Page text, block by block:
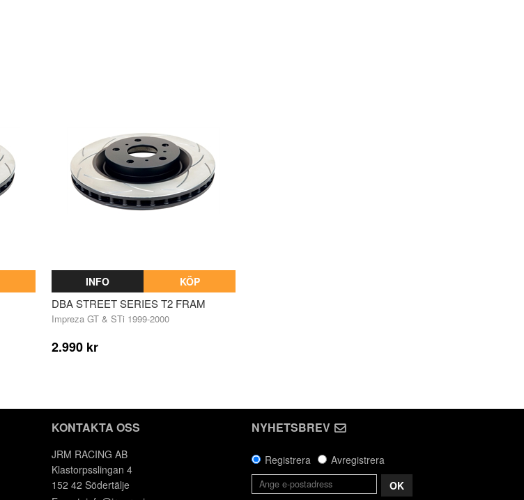
INFO KÖP
DBA STREET SERIES T2 FRAM
Impreza GT & STi 1999-2000
2.990 kr
KONTAKTA OSS
JRM RACING AB
Klastorpsslingan 4
152 42 Södertälje
NYHETSBREV
Registrera
Avregistrera
OK